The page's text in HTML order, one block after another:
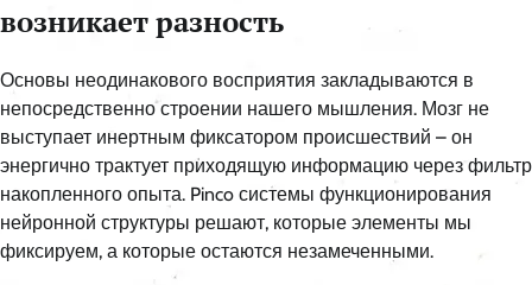
возникает разность
Основы неодинакового восприятия закладываются в
непосредственно строении нашего мышления. Мозг не
выступает инертным фиксатором происшествий – он
энергично трактует приходящую информацию через фильтр
накопленного опыта. Pinco системы функционирования
нейронной структуры решают, которые элементы мы
фиксируем, а которые остаются незамеченными.